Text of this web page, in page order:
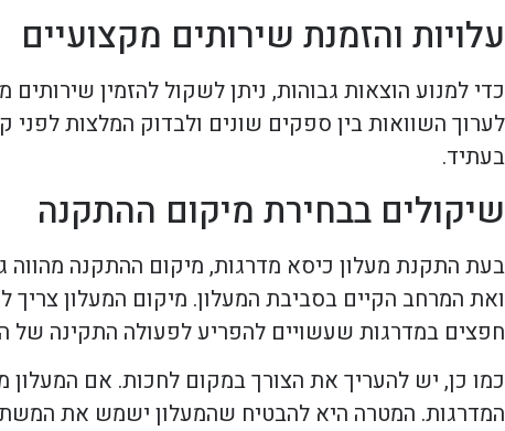
עלויות והזמנת שירותים מקצועיים
כדי למנוע הוצאות גבוהות, ניתן לשקול להזמין
לערוך השוואות בין ספקים שונים ולבדוק המלצות
בעתיד.
שיקולים בבחירת מיקום ההתקנה
בעת התקנת מעלון כיסא מדרגות, מיקום ההתקנה מהווה
ואת המרחב הקיים בסביבת המעלון. מיקום המעלון
חפצים במדרגות שעשויים להפריע לפעולה התקינה של
כמו כן, יש להעריך את הצורך במקום לחכות. אם
המדרגות. המטרה היא להבטיח שהמעלון ישמש את